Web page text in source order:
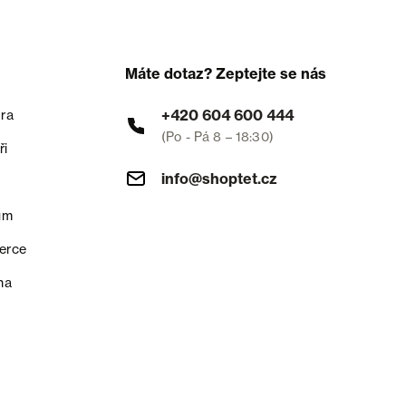
Máte dotaz? Zeptejte se nás
+420 604 600 444
(Po - Pá 8 – 18:30)
info@shoptet.cz